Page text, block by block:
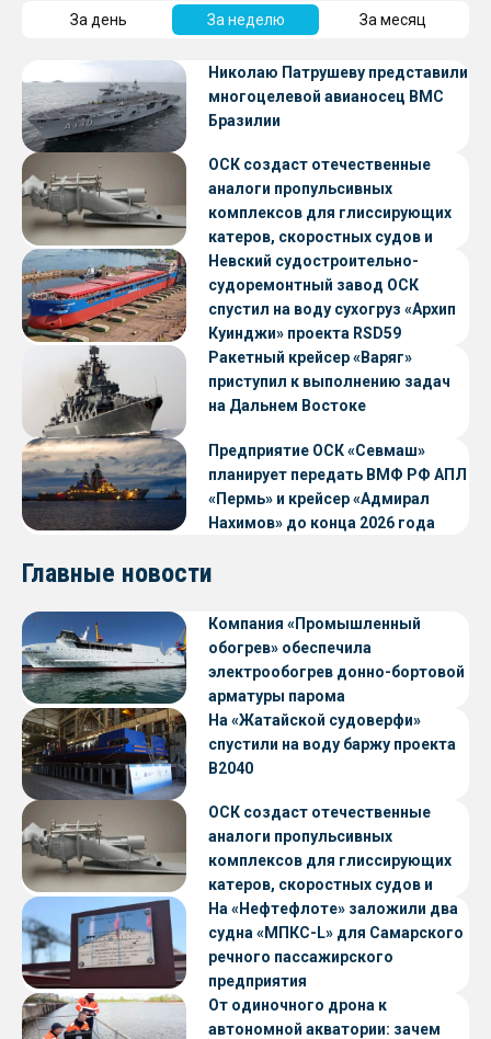
За день За неделю За месяц
Николаю Патрушеву представили
многоцелевой авианосец ВМС
Бразилии
ОСК создаст отечественные
аналоги пропульсивных
комплексов для глиссирующих
катеров, скоростных судов и
судов с малой осадкой
Невский судостроительно-
судоремонтный завод ОСК
спустил на воду сухогруз «Архип
Куинджи» проекта RSD59
Ракетный крейсер «Варяг»
приступил к выполнению задач
на Дальнем Востоке
Предприятие ОСК «Севмаш»
планирует передать ВМФ РФ АПЛ
«Пермь» и крейсер «Адмирал
Нахимов» до конца 2026 года
Главные новости
Компания «Промышленный
обогрев» обеспечила
электрообогрев донно-бортовой
арматуры парома
«Петропавловск» проекта CNF22
На «Жатайской судоверфи»
спустили на воду баржу проекта
В2040
ОСК создаст отечественные
аналоги пропульсивных
комплексов для глиссирующих
катеров, скоростных судов и
судов с малой осадкой
На «Нефтефлоте» заложили два
судна «МПКС-L» для Самарского
речного пассажирского
предприятия
От одиночного дрона к
автономной акватории: зачем